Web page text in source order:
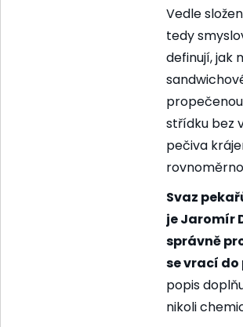
Vedle
tedy
definují, jak
střídku bez
pečiva
Svaz
je Jaromír
správně
se vrací
popis
nikoli